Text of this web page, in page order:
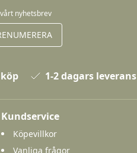
nyhetsbrev
1-2 dagars leverans
Kundservice
Köpevillkor
Vanliga frågor